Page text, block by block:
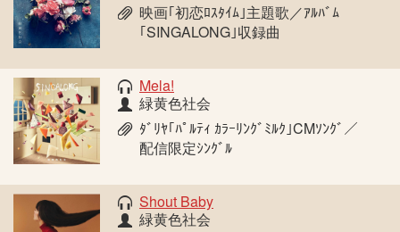
映画｢初恋ﾛｽﾀｲﾑ｣主題歌／ｱﾙﾊﾞﾑ
｢SINGALONG｣収録曲
Mela!
緑黄色社会
ﾀﾞﾘﾔ｢ﾊﾟﾙﾃｨ ｶﾗｰﾘﾝｸﾞﾐﾙｸ｣CMｿﾝｸﾞ／
配信限定ｼﾝｸﾞﾙ
Shout Baby
緑黄色社会